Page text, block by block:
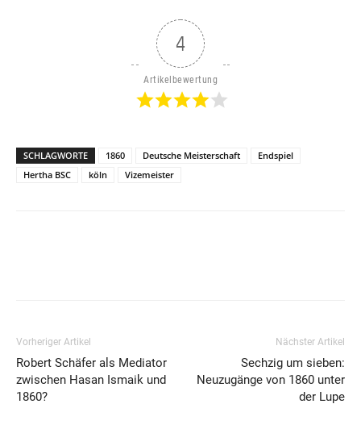
4
Artikelbewertung
SCHLAGWORTE 1860 Deutsche Meisterschaft
Endspiel
Hertha BSC
köln Vizemeister
Vorheriger Artikel
Robert Schäfer als Mediator
zwischen Hasan Ismaik und
1860?
Nächster Artikel
Sechzig um sieben:
Neuzugänge von 1860 unter
der Lupe